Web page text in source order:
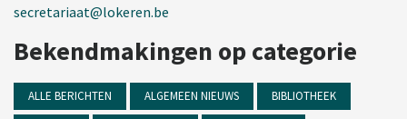
secretariaat@lokeren.be
Bekendmakingen op categorie
ALLE BERICHTEN ALGEMEEN NIEUWS BIBLIOTHEEK